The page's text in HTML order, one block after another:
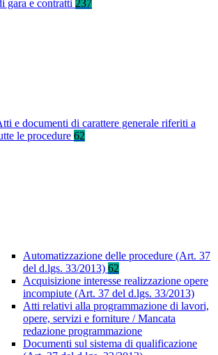
gara e contratti 237
e documenti di carattere generale riferiti a
le procedure 62
Automatizzazione delle procedure (Art. 37
del d.lgs. 33/2013) 62
Acquisizione interesse realizzazione opere
incompiute (Art. 37 del d.lgs. 33/2013)
Atti relativi alla programmazione di lavori,
opere, servizi e forniture / Mancata
redazione programmazione
Documenti sul sistema di qualificazione